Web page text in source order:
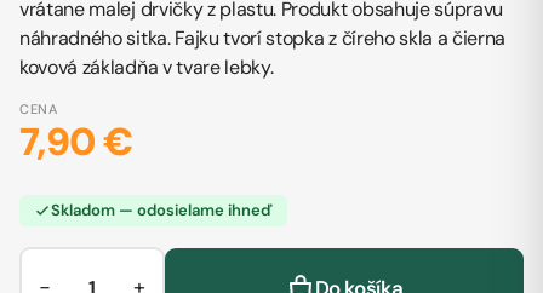
vrátane malej drvičky z plastu. Produkt obsahuje súpravu
náhradného sitka. Fajku tvorí stopka z číreho skla a čierna
kovová základňa v tvare lebky.
CENA
7,90 €
Skladom — odosielame ihneď
− + Do košíka